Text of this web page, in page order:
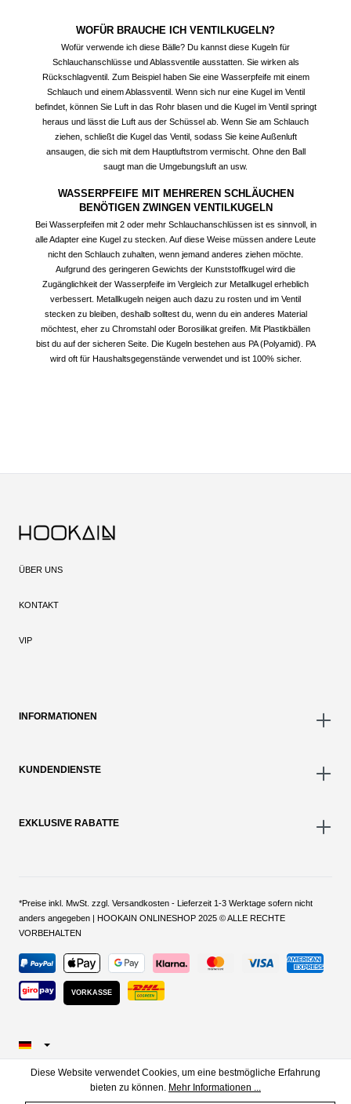
WOFÜR BRAUCHE ICH VENTILKUGELN?
Wofür verwende ich diese Bälle? Du kannst diese Kugeln für
Schlauchanschlüsse und Ablassventile ausstatten. Sie wirken als
Rückschlagventil. Zum Beispiel haben Sie eine Wasserpfeife mit einem
Schlauch und einem Ablassventil. Wenn sich nur eine Kugel im Ventil
befindet, können Sie Luft in das Rohr blasen und die Kugel im Ventil springt
heraus und lässt die Luft aus der Schüssel ab. Wenn Sie am Schlauch
ziehen, schließt die Kugel das Ventil, sodass Sie keine Außenluft
ansaugen, die sich mit dem Hauptluftstrom vermischt. Ohne den Ball
saugt man die Umgebungsluft an usw.
WASSERPFEIFE MIT MEHREREN SCHLÄUCHEN
BENÖTIGEN ZWINGEN VENTILKUGELN
Bei Wasserpfeifen mit 2 oder mehr Schlauchanschlüssen ist es sinnvoll, in
alle Adapter eine Kugel zu stecken. Auf diese Weise müssen andere Leute
nicht den Schlauch zuhalten, wenn jemand anderes ziehen möchte.
Aufgrund des geringeren Gewichts der Kunststoffkugel wird die
Zugänglichkeit der Wasserpfeife im Vergleich zur Metallkugel erheblich
verbessert. Metallkugeln neigen auch dazu zu rosten und im Ventil
stecken zu bleiben, deshalb solltest du, wenn du ein anderes Material
möchtest, eher zu Chromstahl oder Borosilikat greifen. Mit Plastikbällen
bist du auf der sicheren Seite. Die Kugeln bestehen aus PA (Polyamid). PA
wird oft für Haushaltsgegenstände verwendet und ist 100% sicher.
ÜBER UNS
KONTAKT
VIP
INFORMATIONEN
KUNDENDIENSTE
EXKLUSIVE RABATTE
*Preise inkl. MwSt. zzgl. Versandkosten - Lieferzeit 1-3 Werktage sofern nicht
anders angegeben | HOOKAIN ONLINESHOP 2025 © ALLE RECHTE
VORBEHALTEN
VORKASSE
Diese Website verwendet Cookies, um eine bestmögliche Erfahrung
bieten zu können. Mehr Informationen ...